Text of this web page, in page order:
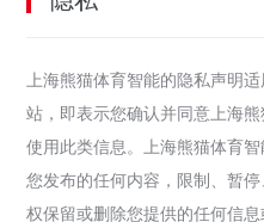
上海熊猫体育智能的隐私声明
站，即表示您确认并同意上海
使用此类信息。上海熊猫体育
您发布的任何内容，限制、暂
权保留或删除您提供的任何信息